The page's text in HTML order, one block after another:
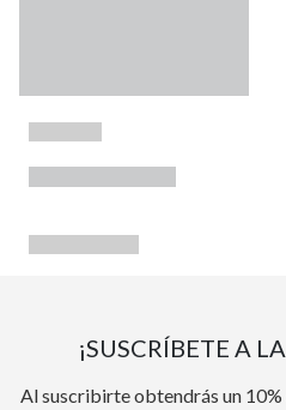
¡SUSCRÍBETE A
Al suscribirte obtendrás un